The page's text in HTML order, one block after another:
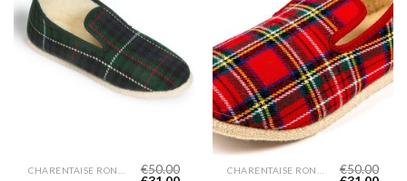
€50.00
€50.00